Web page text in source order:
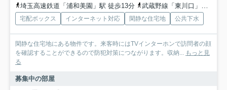
埼玉高速鉄道「浦和美園」駅 徒歩13分
武蔵野線「東川口」駅 徒歩9分
宅配ボックス インターネット対応 閑静な住宅地 公共下水
閑静な住宅地にある物件です。来客時にはTVインターホンで訪問者の顔
を確認することができるので防犯対策につながります。収納... もっと見
る
募集中の部屋